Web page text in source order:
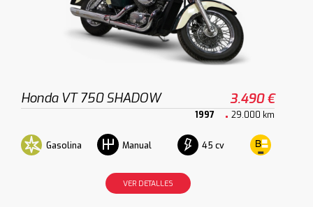
Honda VT 750 SHADOW 3.490 €
1997 29.000 km
Gasolina Manual 45 cv
VER DETALLES